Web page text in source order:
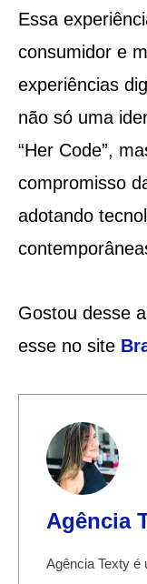
Essa
consumidor e
experiências
não só uma
“Her Code”,
compromisso
adotando
Gostou desse
esse no site
Agência
Agência Texty é